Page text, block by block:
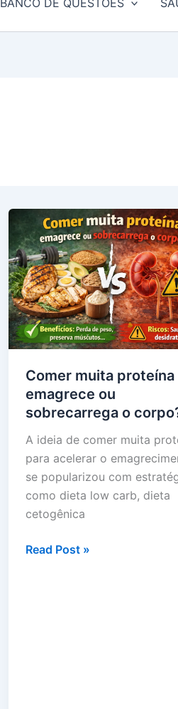
BANCO DE QUESTÕES
Comer muita proteína
emagrece ou
sobrecarrega o
A ideia de comer muita
para acelerar o
se popularizou com
como dieta low carb, dieta
cetogênica
Comer
Read Post »